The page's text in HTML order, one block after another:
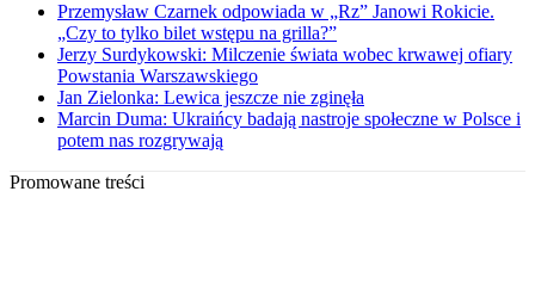
Przemysław Czarnek odpowiada w „Rz” Janowi Rokicie.
„Czy to tylko bilet wstępu na grilla?”
Jerzy Surdykowski: Milczenie świata wobec krwawej ofiary
Powstania Warszawskiego
Jan Zielonka: Lewica jeszcze nie zginęła
Marcin Duma: Ukraińcy badają nastroje społeczne w Polsce i
potem nas rozgrywają
Promowane treści